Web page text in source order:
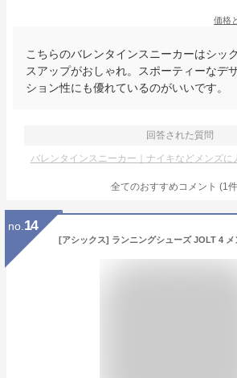
価格
こちらのバレンタインスニーカーはシッ
スアップがおしゃれ。スポーティーなデ
ション性にも優れているのがいいです。
回答された質問
バレンタインスニーカー｜ナイキなどメンズに
全てのおすすめコメント (1
no. 14